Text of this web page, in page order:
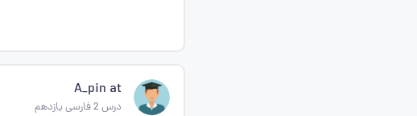
A_pin at
درس 2 فارسی یازدهم